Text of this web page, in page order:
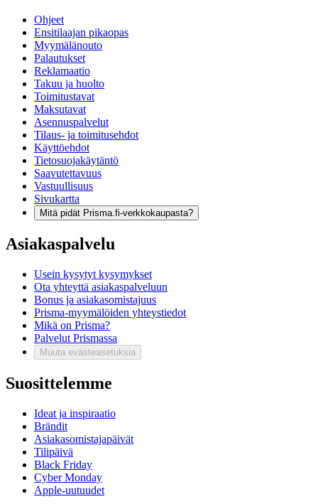
Ohjeet
Ensitilaajan pikaopas
Myymälänouto
Palautukset
Reklamaatio
Takuu ja huolto
Toimitustavat
Maksutavat
Asennuspalvelut
Tilaus- ja toimitusehdot
Käyttöehdot
Tietosuojakäytäntö
Saavutettavuus
Vastuullisuus
Sivukartta
Mitä pidät Prisma.fi-verkkokaupasta?
Asiakaspalvelu
Usein kysytyt kysymykset
Ota yhteyttä asiakaspalveluun
Bonus ja asiakasomistajuus
Prisma-myymälöiden yhteystiedot
Mikä on Prisma?
Palvelut Prismassa
Muuta evästeasetuksia
Suosittelemme
Ideat ja inspiraatio
Brändit
Asiakasomistajapäivät
Tilipäivä
Black Friday
Cyber Monday
Apple-uutuudet